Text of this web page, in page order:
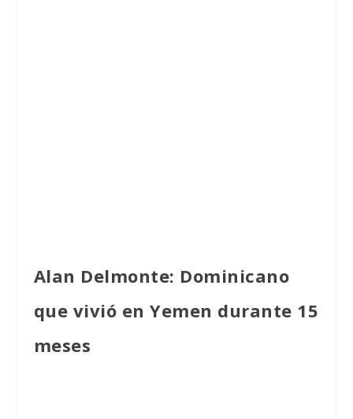
Alan Delmonte: Dominicano
que vivió en Yemen durante 15
meses